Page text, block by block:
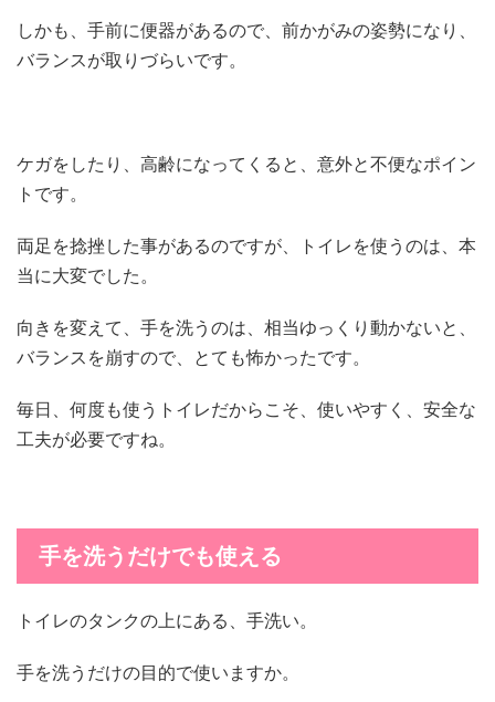
しかも、手前に便器があるので、前かがみの姿勢になり、
バランスが取りづらいです。
ケガをしたり、高齢になってくると、意外と不便なポイン
トです。
両足を捻挫した事があるのですが、トイレを使うのは、本
当に大変でした。
向きを変えて、手を洗うのは、相当ゆっくり動かないと、
バランスを崩すので、とても怖かったです。
毎日、何度も使うトイレだからこそ、使いやすく、安全な
工夫が必要ですね。
手を洗うだけでも使える
トイレのタンクの上にある、手洗い。
手を洗うだけの目的で使いますか。